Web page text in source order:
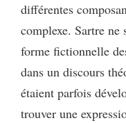
différentes
complexe. Sartre ne
forme fictionnelle
dans un discours
étaient parfois
trouver une